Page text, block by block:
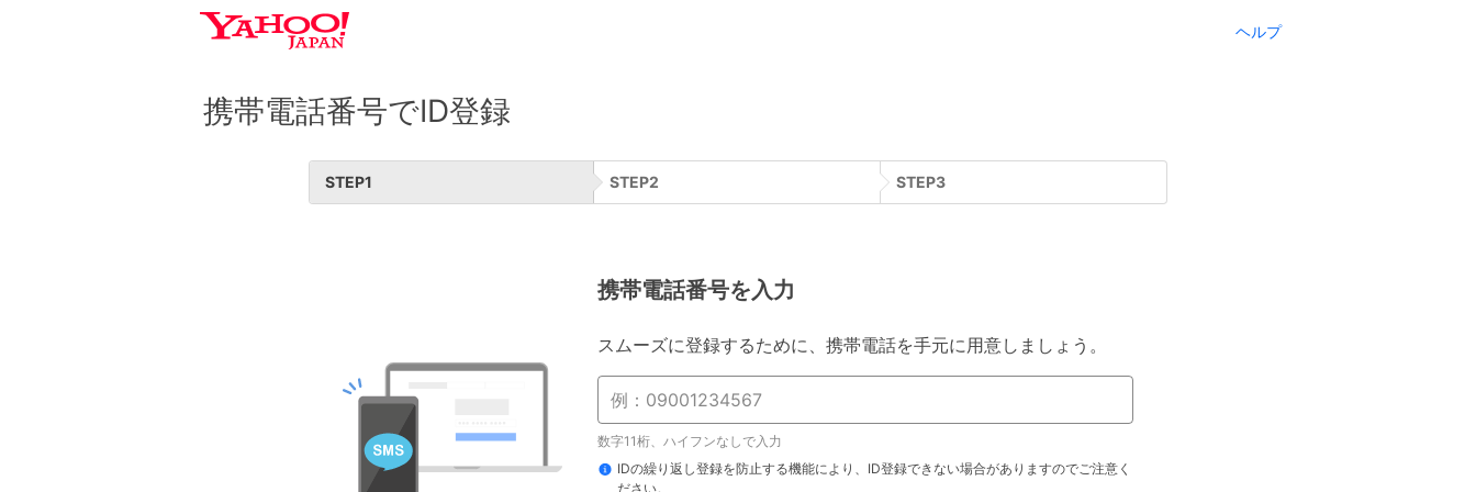
ヘルプ
携帯電話番号でID登録
STEP1 STEP2 STEP3
携帯電話番号を入力
スムーズに登録するために、携帯電話を手元に用意しましょう。
数字11桁、ハイフンなしで入力
IDの繰り返し登録を防止する機能により、ID登録できない場合がありますのでご注意く
ださい。